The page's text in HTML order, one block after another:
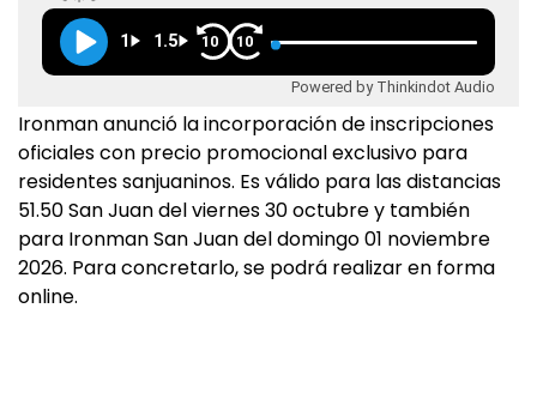
1 1.5 10 10
Powered by Thinkindot Audio
Ironman anunció la incorporación de inscripciones
oficiales con precio promocional exclusivo para
residentes sanjuaninos. Es válido para las distancias
51.50 San Juan del viernes 30 octubre y también
para Ironman San Juan del domingo 01 noviembre
2026. Para concretarlo, se podrá realizar en forma
online.